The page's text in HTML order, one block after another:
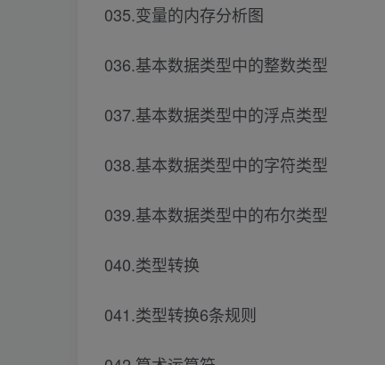
035.变量的内存分析图
036.基本数据类型中的整数类型
037.基本数据类型中的浮点类型
038.基本数据类型中的字符类型
039.基本数据类型中的布尔类型
040.类型转换
041.类型转换6条规则